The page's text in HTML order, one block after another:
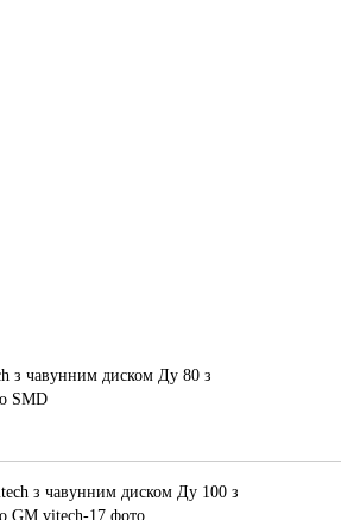
з чавунним диском Ду 80 з
SMD